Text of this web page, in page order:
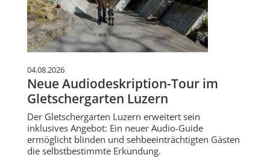
04.08.2026
Neue Audiodeskription-Tour im
Gletschergarten Luzern
Der Gletschergarten Luzern erweitert sein
inklusives Angebot: Ein neuer Audio-Guide
ermöglicht blinden und sehbeeinträchtigten Gästen
die selbstbestimmte Erkundung.